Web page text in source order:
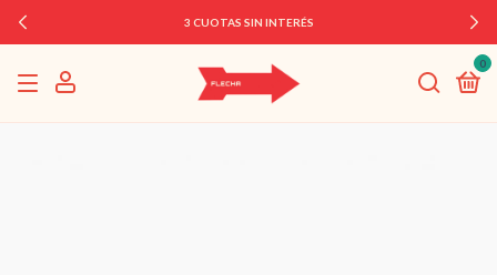
3 CUOTAS SIN INTERÉS
0